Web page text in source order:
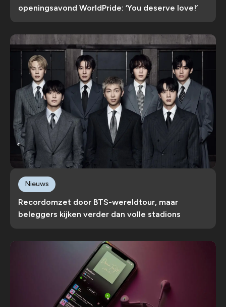
openingsavond WorldPride: ‘You deserve love!’
Recordomzet door BTS-wereldtour, maar
beleggers kijken verder dan volle stadions
Nieuws